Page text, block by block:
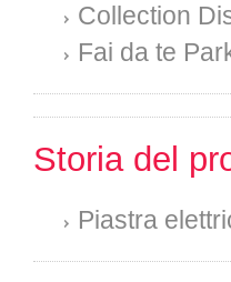
Collection
Fai da te
Storia del
Piastra